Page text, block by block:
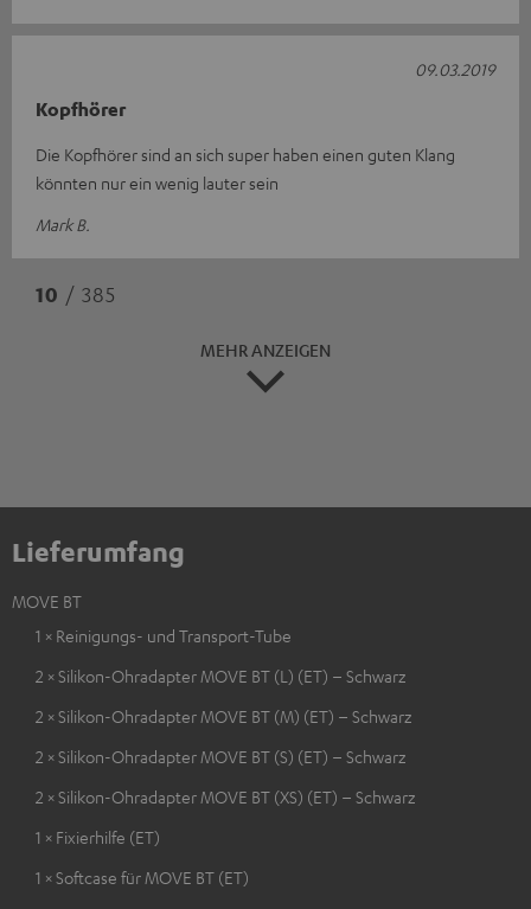
Kopfhörer
Die Kopfhörer sind an sich super haben einen guten Klang
könnten nur ein wenig lauter sein
Mark B.
09.03.2019
10 / 385
MEHR ANZEIGEN
Lieferumfang
MOVE BT
1 × Reinigungs- und Transport-Tube
2 × Silikon-Ohradapter MOVE BT (L) (ET) – Schwarz
2 × Silikon-Ohradapter MOVE BT (M) (ET) – Schwarz
2 × Silikon-Ohradapter MOVE BT (S) (ET) – Schwarz
2 × Silikon-Ohradapter MOVE BT (XS) (ET) – Schwarz
1 × Fixierhilfe (ET)
1 × Softcase für MOVE BT (ET)